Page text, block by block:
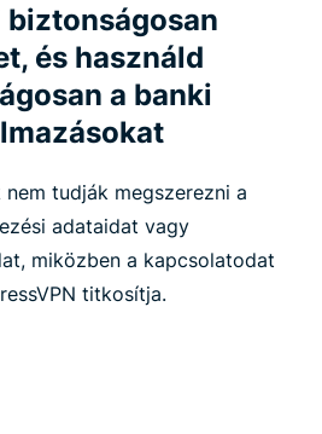
biztonságosan
és használd
a banki
tudják megszerezni a
adataidat vagy
miközben a kapcsolatodat
titkosítja.